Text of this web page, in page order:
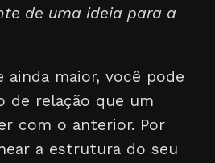
de uma ideia para a
ainda maior, você pode
de relação que um
com o anterior. Por
a estrutura do seu